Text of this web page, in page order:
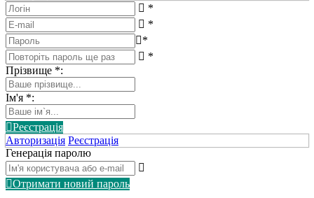
*
*
*
*
Прізвище *:
Ім'я *:
Реєстрація
Авторизація Реєстрація
Генерація паролю
Отримати новий пароль